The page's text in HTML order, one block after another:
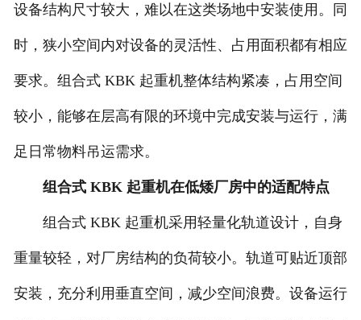
设备结构尺寸较大，难以在这类场地中安装使用。同
时，狭小空间内对设备的灵活性、占用面积都有相应
要求。组合式 KBK 起重机整体结构紧凑，占用空间
较小，能够在层高有限的环境中完成安装与运行，满
足日常物料吊运需求。
组合式 KBK 起重机在低矮厂房中的适配特点
组合式 KBK 起重机采用轻量化轨道设计，自身
重量较轻，对厂房结构的负荷较小。轨道可贴近顶部
安装，充分利用垂直空间，减少空间浪费。设备运行